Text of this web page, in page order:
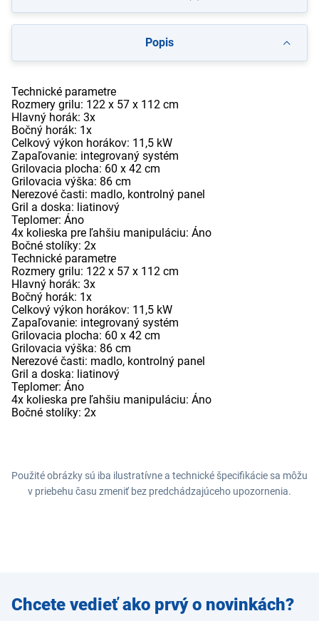
Popis
Technické parametre
Rozmery grilu: 122 x 57 x 112 cm
Hlavný horák: 3x
Bočný horák: 1x
Celkový výkon horákov: 11,5 kW
Zapaľovanie: integrovaný systém
Grilovacia plocha: 60 x 42 cm
Grilovacia výška: 86 cm
Nerezové časti: madlo, kontrolný panel
Gril a doska: liatinový
Teplomer: Áno
4x kolieska pre ľahšiu manipuláciu: Áno
Bočné stolíky: 2x
Technické parametre
Rozmery grilu: 122 x 57 x 112 cm
Hlavný horák: 3x
Bočný horák: 1x
Celkový výkon horákov: 11,5 kW
Zapaľovanie: integrovaný systém
Grilovacia plocha: 60 x 42 cm
Grilovacia výška: 86 cm
Nerezové časti: madlo, kontrolný panel
Gril a doska: liatinový
Teplomer: Áno
4x kolieska pre ľahšiu manipuláciu: Áno
Bočné stolíky: 2x
Použité obrázky sú iba ilustratívne a technické špecifikácie sa môžu
v priebehu času zmeniť bez predchádzajúceho upozornenia.
Zadajte
e-mail
Chcete vedieť ako prvý o novinkách?